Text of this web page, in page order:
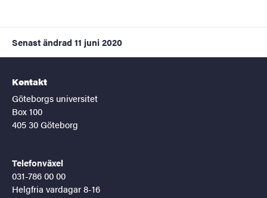
Senast ändrad 11 juni 2020
Kontakt
Göteborgs universitet
Box 100
405 30 Göteborg
Telefonväxel
031-786 00 00
Helgfria vardagar 8-16